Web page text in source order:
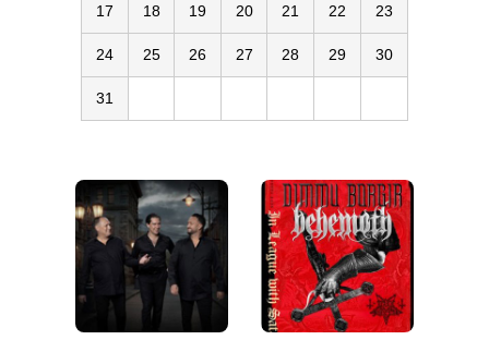
17 18 19 20 21 22 23
24 25 26 27 28 29 30
31